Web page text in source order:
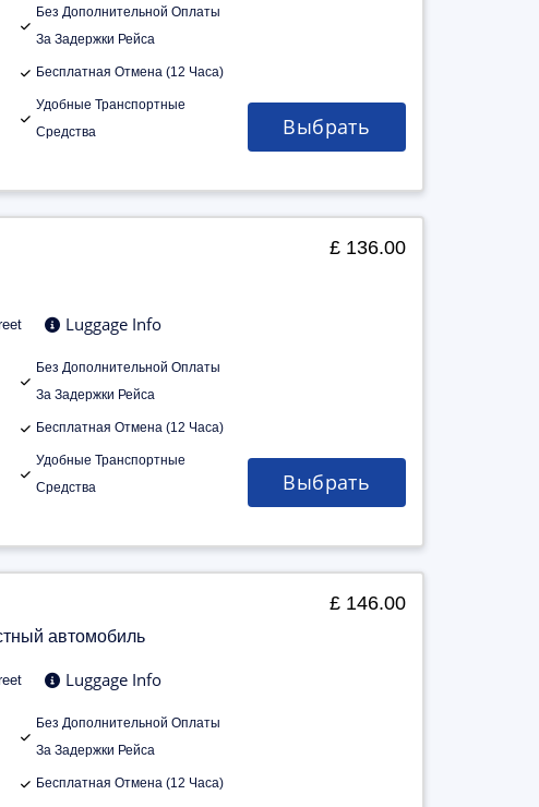
Без Дополнительной Оплаты
За Задержки Рейса
Бесплатная Отмена (12 Часа)
Удобные Транспортные
Средства
Выбрать
Luggage Info
Без Дополнительной Оплаты
За Задержки Рейса
Бесплатная Отмена (12 Часа)
Удобные Транспортные
Средства
£ 136.00
Выбрать
автомобиль
Luggage Info
Без Дополнительной Оплаты
За Задержки Рейса
Бесплатная Отмена (12 Часа)
£ 146.00